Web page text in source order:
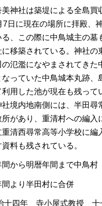
美神社は築堤による全島買
7日に現在の場所に拝殿、
る、この際に中鳥城主の墓
に移築されている。神社の
の氾濫になやまされてきた
なっていた中鳥城本丸跡、
利用した池が現在も残って
社境内地南側には、半田尋
所があり、重清村への編入
重清西尋常高等小学校に編
料も残されている。
間から明暦年間まで中鳥村
間より半田村に合併
十四年 寺小屋式教授 十